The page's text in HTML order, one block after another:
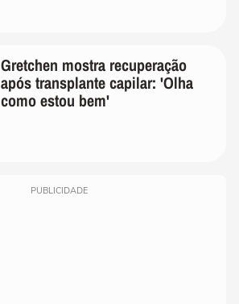
Gretchen mostra recuperação
após transplante capilar: 'Olha
como estou bem'
PUBLICIDADE